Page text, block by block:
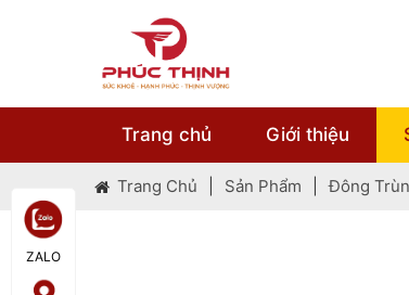
Trang chủ Giới thiệu
Trang Chủ Sản Phẩm Đông
ZALO